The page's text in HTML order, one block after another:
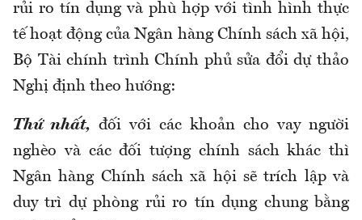
rủi ro tín dụng và phù hợp với tình hình thực
tế hoạt động của Ngân hàng Chính sách xã hội,
Bộ Tài chính trình Chính phủ sửa đổi dự thảo
Nghị định theo hướng:
Thứ nhất, đối với các khoản cho vay người
nghèo và các đối tượng chính sách khác thì
Ngân hàng Chính sách xã hội sẽ trích lập và
duy trì dự phòng rủi ro tín dụng chung bằng